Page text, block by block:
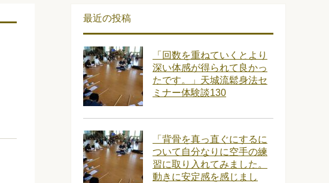
最近の投稿
「回数を重ねていくとより
深い体感が得られて良かっ
たです。」天城流鬆身法セ
ミナー体験談130
「背骨を真っ直ぐにするに
ついて自分なりに空手の練
習に取り入れてみました。
動きに安定感を感じまし